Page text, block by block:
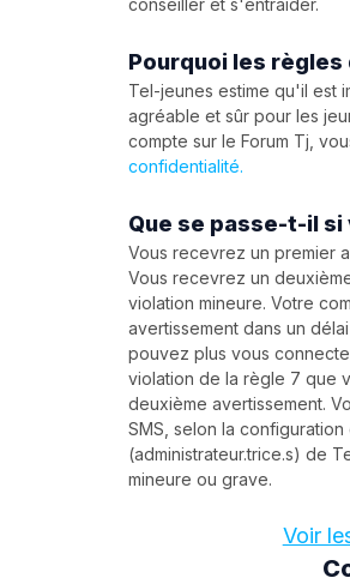
conseiller et s'entraider.
Pourquoi les règles
Tel-jeunes estime qu'il est
agréable et sûr pour les
compte sur le Forum Tj,
confidentialité.
Que se passe-t-il
Vous recevrez un premier
Vous recevrez un
violation mineure. Votre
avertissement dans un
pouvez plus vous
violation de la règle 7 que
deuxième avertissement.
SMS, selon la
(administrateur.trice.s) de
mineure ou grave.
Voir